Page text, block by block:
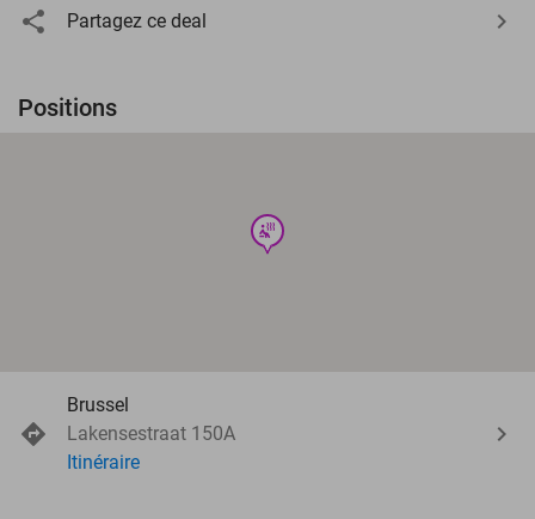
Partagez ce deal
Positions
wellness
Brussel
Lakensestraat 150A
Itinéraire